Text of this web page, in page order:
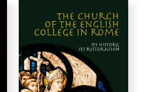
Anna Luce,Storace Maria
Speranza,Taddei Carlotta,
Torre Mauro,Udina Cristina